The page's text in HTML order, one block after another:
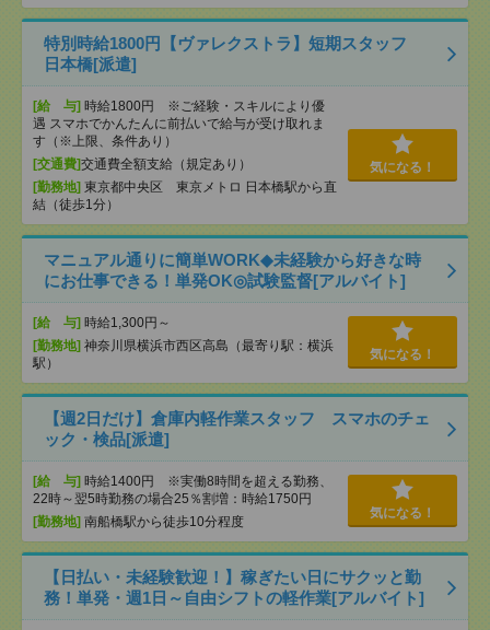
特別時給1800円【ヴァレクストラ】短期スタッフ
日本橋[派遣]
[給 与] 時給1800円 ※ご経験・スキルにより優
遇 スマホでかんたんに前払いで給与が受け取れま
す（※上限、条件あり）
[交通費]交通費全額支給（規定あり）
[勤務地] 東京都中央区 東京メトロ 日本橋駅から直
結（徒歩1分）
気になる！
マニュアル通りに簡単WORK◆未経験から好きな時
にお仕事できる！単発OK◎試験監督[アルバイト]
[給 与] 時給1,300円～
[勤務地] 神奈川県横浜市西区高島（最寄り駅：横浜
駅）
気になる！
【週2日だけ】倉庫内軽作業スタッフ スマホのチェ
ック・検品[派遣]
[給 与] 時給1400円 ※実働8時間を超える勤務、
22時～翌5時勤務の場合25％割増：時給1750円
[勤務地] 南船橋駅から徒歩10分程度
気になる！
【日払い・未経験歓迎！】稼ぎたい日にサクッと勤
務！単発・週1日～自由シフトの軽作業[アルバイト]